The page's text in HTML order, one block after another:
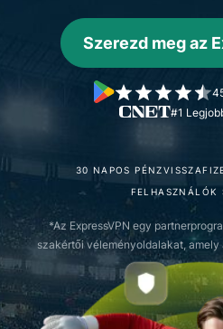
Szerezd meg az
#1
30 NAPOS
FELHASZNÁLÓK
*Az ExpressVPN egy
szakértői véleményoldalakat,